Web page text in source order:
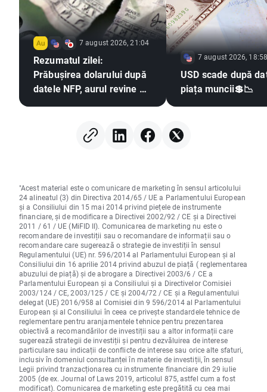
7 august 2026, 21:04
Rezumatul zilei:
Prăbușirea dolarului după
datele NFP, aurul revine pe
7 august 2026, 18:58
USD scade după
piața muncii💲📉
"Acest material este o comunicare de marketing în sensul articolului
24 alineatul (3) din Directiva 2014/65 / UE a Parlamentului European
și a Consiliului din 15 mai 2014 privind piețele de instrumente
financiare, și de modificare a Directivei 2002/92 / CE și a Directivei
2011 / 61 / UE (MiFID II). Comunicarea de marketing nu este o
recomandare de investiții sau o recomandare de informații sau o
recomandare care sugerează o strategie de investiții în sensul
Regulamentului (UE) nr. 596/2014 al Parlamentului European și al
Consiliului din 16 aprilie 2014 privind abuzul de piață ( reglementarea
abuzului de piață) și de abrogare a Directivei 2003/6 / CE a
Parlamentului European și a Consiliului și a Directivelor Comisiei
2003/124 / CE, 2003/125 / CE și 2004/72 / CE și a Regulamentului
delegat (UE) 2016/958 al Comisiei din 9 596/2014 al Parlamentului
European și al Consiliului în ceea ce privește standardele tehnice de
reglementare pentru aranjamentele tehnice pentru prezentarea
obiectivă a recomandărilor de investiții sau a altor informații care
sugerează strategii de investiții și pentru dezvăluirea de interese
particulare sau indicații de conflicte de interese sau orice alte sfaturi,
inclusiv în domeniul consultanței în materie de investiții, în sensul
Legii privind tranzacționarea cu instrumente financiare din 29 iulie
2005 (de ex. Journal of Laws 2019, articolul 875, astfel cum a fost
modificat). Comunicarea de marketing este pregătită cu cea mai